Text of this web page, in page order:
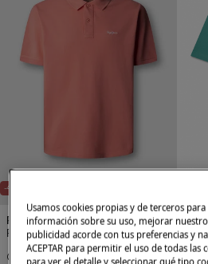
-49%
Pepe Jeans
Polo manga corta
24,99 € 49,00 €
Usamos cookies propias y de terceros
información sobre su uso, mejorar
publicidad acorde con tus preferencias y
ACEPTAR para permitir el uso de todas